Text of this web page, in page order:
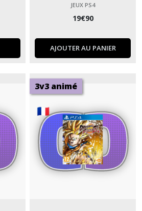
JEUX PS4
19€90
AJOUTER AU PANIER
3v3 animé